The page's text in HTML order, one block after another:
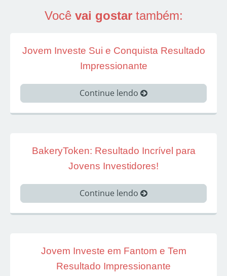
Você vai gostartambém:
Jovem Investe Sui e Conquista Resultado
Impressionante
Continue lendo
BakeryToken: Resultado Incrível para
Jovens Investidores!
Continue lendo
Jovem Investe em Fantom e Tem
Resultado Impressionante